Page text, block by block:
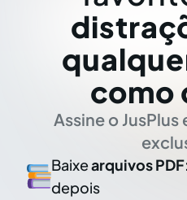
como
Assine o
Baixearquivos PDF
depois